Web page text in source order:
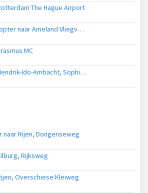
The Hague Airport
Ambulancehelikopter naar Ameland Vliegveld Ballum
MC
Lifeliner 2 naar Hendrik-Ido-Ambacht, Sophiapark-West
Rijen, Dongenseweg
Rijksweg
Overschiese Kleiweg